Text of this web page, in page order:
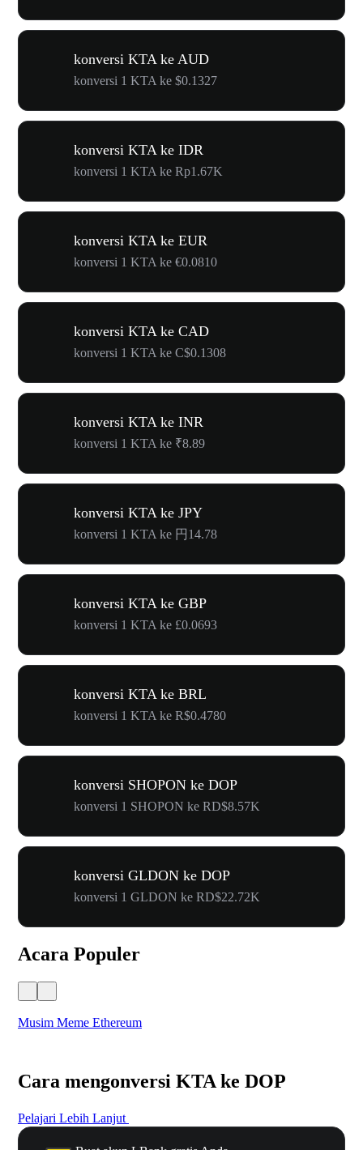
konversi KTA ke AUD
konversi 1 KTA ke $0.1327
konversi KTA ke IDR
konversi 1 KTA ke Rp1.67K
konversi KTA ke EUR
konversi 1 KTA ke €0.0810
konversi KTA ke CAD
konversi 1 KTA ke C$0.1308
konversi KTA ke INR
konversi 1 KTA ke ₹8.89
konversi KTA ke JPY
konversi 1 KTA ke 円14.78
konversi KTA ke GBP
konversi 1 KTA ke £0.0693
konversi KTA ke BRL
konversi 1 KTA ke R$0.4780
konversi SHOPON ke DOP
konversi 1 SHOPON ke RD$8.57K
konversi GLDON ke DOP
konversi 1 GLDON ke RD$22.72K
Acara Populer
Musim Meme Ethereum
Cara mengonversi KTA ke DOP
Pelajari Lebih Lanjut